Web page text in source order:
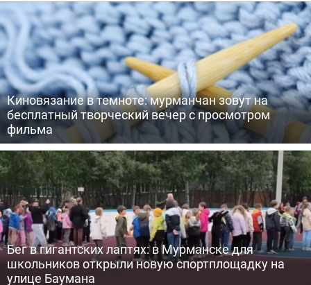
Киновязание в темноте: мурманчан зовут на
бесплатный творческий вечер с просмотром
фильма
Бег в гигантских лаптях: в Мурманске для
школьников открыли новую спортплощадку на
улице Баумана